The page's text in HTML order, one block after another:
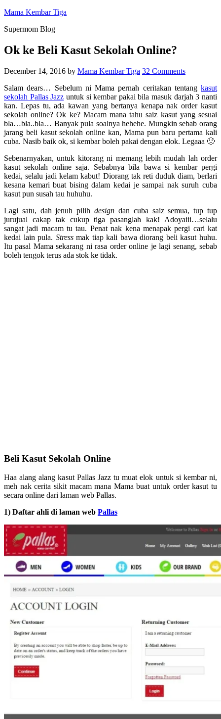
Mama Kembar Tiga
Supermom Blog
Ok ke Beli Kasut Sekolah Online?
December 14, 2016 by Mama Kembar Tiga 32 Comments
Salam dears… Sebelum ni Mama pernah ceritakan tentang kasut
sekolah Pallas Jazz untuk si kembar pakai bila masuk darjah 3 nanti
kan. Lepas tu, ada kawan yang bertanya kenapa nak order kasut
sekolah online? Ok ke? Macam mana tahu saiz kasut yang sesuai
bla…bla..bla… Banyak pula soalnya hehehe. Mungkin sebab orang
jarang beli kasut sekolah online kan, Mama pun baru pertama kali
cuba. Nasib baik ok, si kembar boleh pakai dengan elok. Legaaa 🙂
Sebenarnyakan, untuk kitorang ni memang lebih mudah lah order
kasut sekolah online saja. Sebabnya bila bawa si kembar pergi
kedai, selalu jadi kelam kabut! Diorang tak reti duduk diam, berlari
kesana kemari buat bising dalam kedai je sampai nak suruh cuba
kasut pun susah tau huhuhu.
Lagi satu, dah jenuh pilihdesign dan cuba saiz semua, tup tup
jurujual cakap tak cukup tiga pasanglah kak! Adoyaiii…selalu
sangat jadi macam tu tau. Penat nak kena menapak pergi cari kat
kedai lain pula. Stressmak tiap kali bawa diorang beli kasut huhu.
Itu pasal Mama sekarang ni rasa order online je lagi senang, sebab
boleh tengok terus ada stok ke tidak.
Beli Kasut Sekolah Online
Haa alang alang kasut Pallas Jazz tu muat elok untuk si kembar ni,
meh nak cerita sikit macam mana Mama buat untuk order kasut tu
secara online dari laman web Pallas.
1) Daftar ahli di laman web Pallas